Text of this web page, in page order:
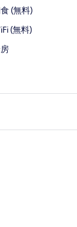
(無料)
(無料)